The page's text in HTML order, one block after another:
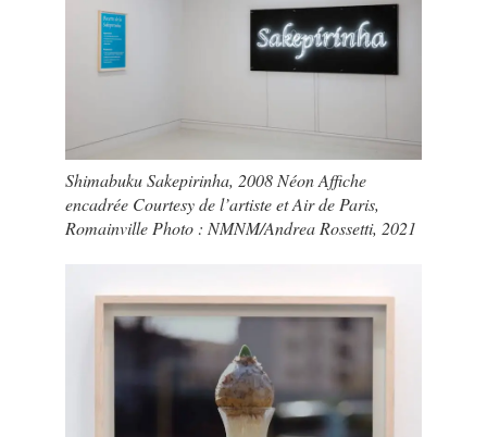
Shimabuku Sakepirinha, 2008 Néon Affiche
encadrée Courtesy de l’artiste et Air de Paris,
Romainville Photo : NMNM/Andrea Rossetti, 2021